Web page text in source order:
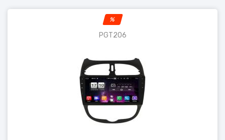
%
PGT206